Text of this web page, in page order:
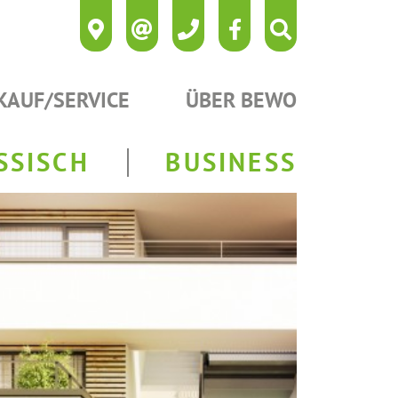
SERVICE ÜBER BEWO
BUSINESS